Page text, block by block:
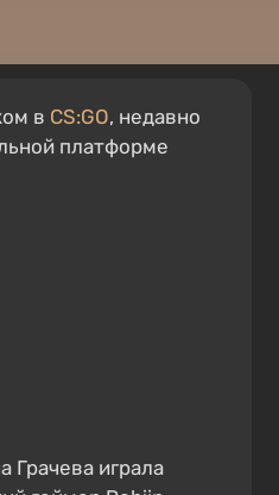
в CS:GO, недавно
платформе
Грачева играла